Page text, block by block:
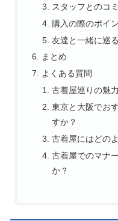
スタッフとのコ
購入の際のポイ
友達と一緒に巡る
まとめ
よくある質問
古着屋巡りの魅
東京と大阪でお
すか？
古着屋にはどの
古着屋でのマナ
か？